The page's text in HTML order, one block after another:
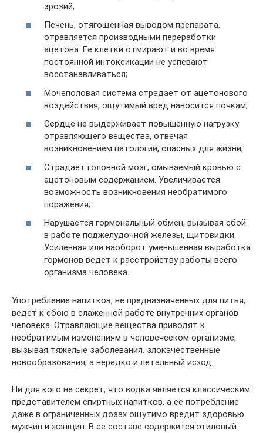
эрозий;
Печень, отягощенная выводом препарата,
отравляется производными переработки
ацетона. Ее клетки отмирают и во время
постоянной интоксикации не успевают
восстанавливаться;
Мочеполовая система страдает от ацетонового
воздействия, ощутимый вред наносится почкам;
Сердце не выдерживает повышенную нагрузку
отравляющего вещества, отвечая
возникновением патологий, опасных для жизни;
Страдает головной мозг, омываемый кровью с
ацетоновым содержанием. Увеличивается
возможность возникновения необратимого
поражения;
Нарушается гормональный обмен, вызывая сбой
в работе поджелудочной железы, щитовидки.
Усиленная или наоборот уменьшенная выработка
гормонов ведет к расстройству работы всего
организма человека.
Употребление напитков, не предназначенных для питья,
ведет к сбою в слаженной работе внутренних органов
человека. Отравляющие вещества приводят к
необратимым изменениям в человеческом организме,
вызывая тяжелые заболевания, злокачественные
новообразования, а нередко и летальный исход.
Ни для кого не секрет, что водка является классическим
представителем спиртных напитков, а ее потребление
даже в ограниченных дозах ощутимо вредит здоровью
мужчин и женщин. В ее составе содержится этиловый